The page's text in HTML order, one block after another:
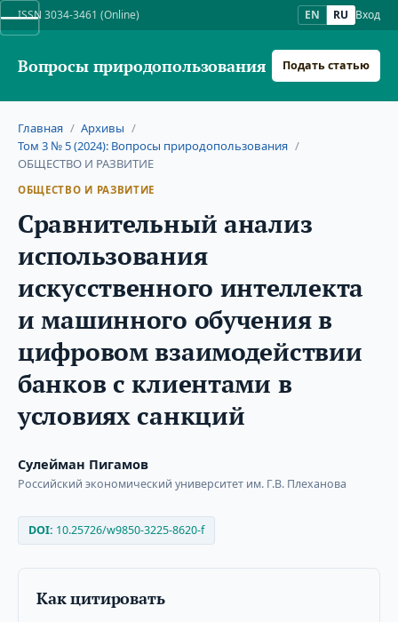
ISSN 3034-3461 (Online) EN RU Вход
Вопросы природопользования Подать статью
Главная / Архивы /
Том 3 № 5 (2024): Вопросы природопользования /
ОБЩЕСТВО И РАЗВИТИЕ
ОБЩЕСТВО И РАЗВИТИЕ
Сравнительный анализ
использования
искусственного интеллекта
и машинного обучения в
цифровом взаимодействии
банков с клиентами в
условиях санкций
Сулейман Пигамов
Российский экономический университет им. Г.В. Плеханова
DOI: 10.25726/w9850-3225-8620-f
Как цитировать